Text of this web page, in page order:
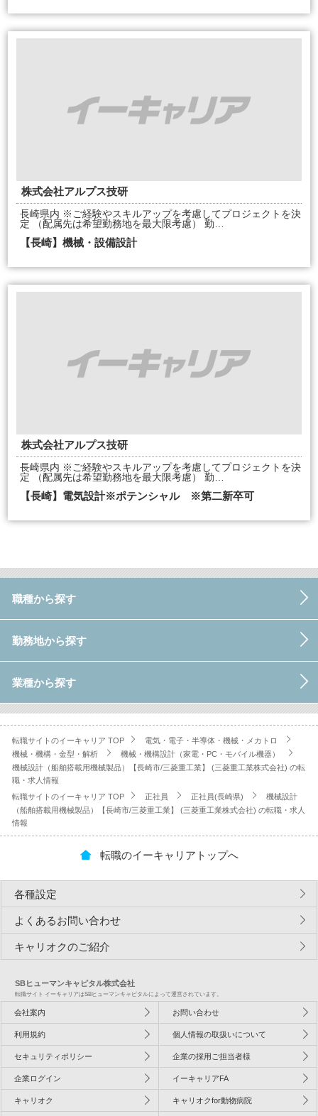
株式会社アルプス技研
長崎県内 ※ご経験やスキルアップを考慮してプロジェクトを決
定 （配属先は希望勤務地を最大限考慮） 勤…
【長崎】機械・設備設計
株式会社アルプス技研
長崎県内 ※ご経験やスキルアップを考慮してプロジェクトを決
定 （配属先は希望勤務地を最大限考慮） 勤…
【長崎】電気設計※ポテンシャル ※第二新卒可
職種から探す
勤務地から探す
業種から探す
転職サイトのイーキャリア TOP
電気・電子・半導体・機械・メカトロ
機械・機構・金型・解析
機械・機構設計（家電・PC・モバイル機器）
機械設計（船舶搭載用機械製品）【長崎市/三菱重工業】 (三菱重工業株式会社) の転
職・求人情報
転職サイトのイーキャリア TOP
正社員 正社員(長崎県)
機械設計
（船舶搭載用機械製品）【長崎市/三菱重工業】 (三菱重工業株式会社) の転職・求人
情報
転職のイーキャリアトップへ
各種設定
よくあるお問い合わせ
キャリオクのご紹介
SBヒューマンキャピタル株式会社
転職サイト イーキャリアはSBヒューマンキャピタルによって運営されています。
会社案内 お問い合わせ
利用規約 個人情報の取扱いについて
セキュリティポリシー 企業の採用ご担当者様
企業ログイン イーキャリアFA
キャリオク キャリオクfor動物病院